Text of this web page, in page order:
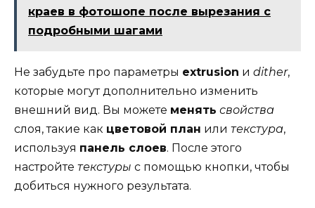
краев в фотошопе после вырезания с
подробными шагами
Не забудьте про параметры extrusion и dither,
которые могут дополнительно изменить
внешний вид. Вы можете менять свойства
слоя, такие как цветовой план или текстура,
используя панель слоев. После этого
настройте текстуры с помощью кнопки, чтобы
добиться нужного результата.